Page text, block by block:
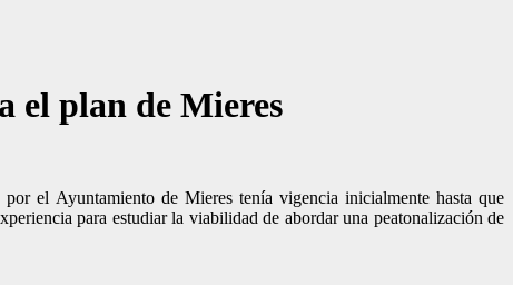
el plan de Mieres
el Ayuntamiento de Mieres tenía vigencia inicialmente hasta que
para estudiar la viabilidad de abordar una peatonalización de